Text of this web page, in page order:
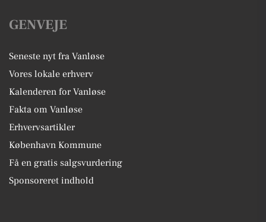
GENVEJE
Seneste nyt fra Vanløse
Vores lokale erhverv
Kalenderen for Vanløse
Fakta om Vanløse
Erhvervsartikler
København Kommune
Få en gratis salgsvurdering
Sponsoreret indhold